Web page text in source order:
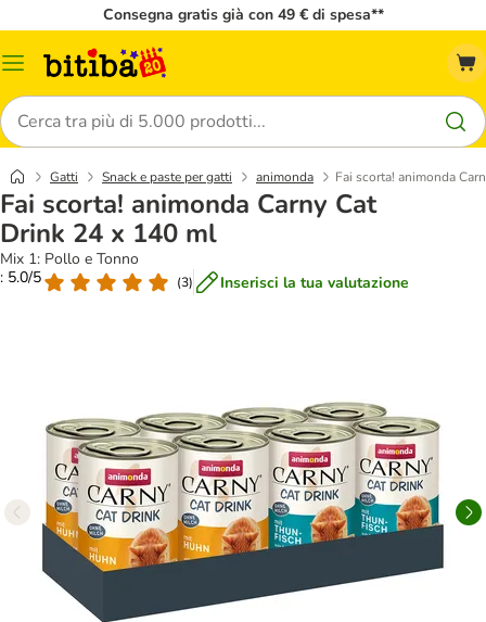
Consegna gratis già con 49 € di spesa**
Overview
Cerca
Gatti Snack e paste per gatti animonda Fai scorta! animonda
Fai scorta! animonda Carny Cat
Drink 24 x 140 ml
Mix 1: Pollo e Tonno
: 5.0/5
(3) Inserisci la tua valutazione